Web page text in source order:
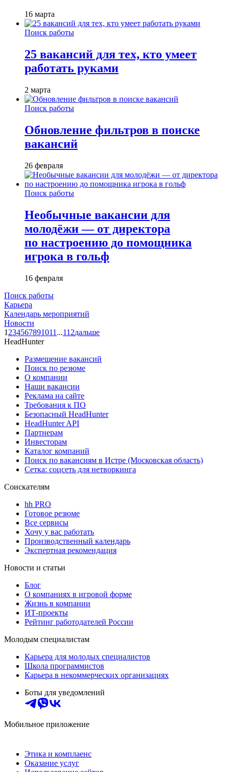
16 марта
Поиск работы
25 вакансий для тех, кто умеет
работать руками
2 марта
Поиск работы
Обновление фильтров в поиске
вакансий
26 февраля
Поиск работы
Необычные вакансии для
молодёжи — от директора
по настроению до помощника
игрока в гольф
16 февраля
Поиск работы
Карьера
Календарь мероприятий
Новости
1 234567891011 ...112дальше
HeadHunter
Размещение вакансий
Поиск по резюме
О компании
Наши вакансии
Реклама на сайте
Требования к ПО
Безопасный HeadHunter
HeadHunter API
Партнерам
Инвесторам
Каталог компаний
Поиск по вакансиям в Истре (Московская область)
Сетка: соцсеть для нетворкинга
Соискателям
hh PRO
Готовое резюме
Все сервисы
Хочу у вас работать
Производственный календарь
Экспертная рекомендация
Новости и статьи
Блог
О компаниях в игровой форме
Жизнь в компании
ИТ-проекты
Рейтинг работодателей России
Молодым специалистам
Карьера для молодых специалистов
Школа программистов
Карьера в некоммерческих организациях
Боты для уведомлений
Мобильное приложение
Этика и комплаенс
Оказание услуг